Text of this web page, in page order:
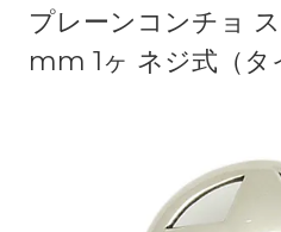
プレーンコンチョ
mm 1ヶ ネジ式（タ